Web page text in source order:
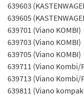
639603
639605
639701 (Viano KOMBI)
639703 (Viano KOMBI)
639705 (Viano KOMBI)
639711 (Viano Kombi/
639713 (Viano Kombi/
639811 (Viano